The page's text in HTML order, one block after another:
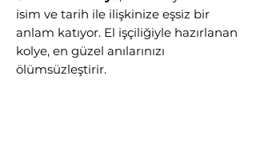
isim ve tarih ile ilişkinize eşsiz bir
anlam katıyor. El işçiliğiyle hazırlanan
kolye, en güzel anılarınızı
ölümsüzleştirir.